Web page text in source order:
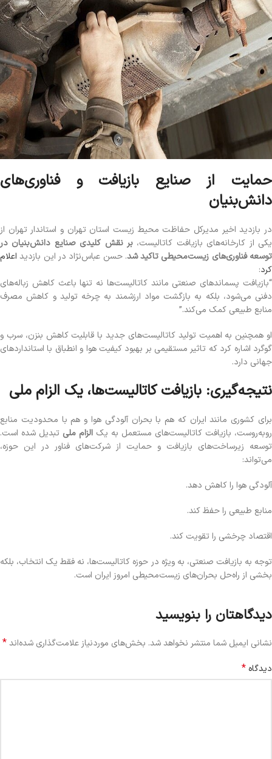
حمایت از صنایع بازیافت و فناوری‌های
دانش‌بنیان
در بازدید اخیر مدیرکل حفاظت محیط زیست استان تهران و استاندار تهران از
یکی از کارخانه‌های بازیافت کاتالیست، بر نقش کلیدی صنایع دانش‌بنیان در
توسعه فناوری‌های زیست‌محیطی تاکید شد. حسن عباس‌نژاد در این بازدید اعلام
کرد:
“بازیافت پسماندهای صنعتی مانند کاتالیست‌ها نه تنها باعث کاهش زباله‌های
دفنی می‌شود، بلکه به بازگشت مواد ارزشمند به چرخه تولید و کاهش مصرف
منابع طبیعی کمک می‌کند.”
او همچنین به اهمیت تولید کاتالیست‌های جدید با قابلیت کاهش بنزن، سرب و
گوگرد اشاره کرد که تاثیر مستقیمی بر بهبود کیفیت هوا و انطباق با استانداردهای
جهانی دارد.
نتیجه‌گیری: بازیافت کاتالیست‌ها، یک الزام ملی
برای کشوری مانند ایران که هم با بحران آلودگی هوا و هم با محدودیت منابع
روبه‌روست، بازیافت کاتالیست‌های مستعمل به یک الزام ملی تبدیل شده است.
توسعه زیرساخت‌های بازیافت و حمایت از شرکت‌های فناور در این حوزه،
می‌تواند:
آلودگی هوا را کاهش دهد.
منابع طبیعی را حفظ کند.
اقتصاد چرخشی را تقویت کند.
توجه به بازیافت صنعتی، به ویژه در حوزه کاتالیست‌ها، نه فقط یک انتخاب، بلکه
بخشی از راه‌حل بحران‌های زیست‌محیطی امروز ایران است.
دیدگاهتان را بنویسید
نشانی ایمیل شما منتشر نخواهد شد. بخش‌های موردنیاز علامت‌گذاری شده‌اند*
دیدگاه *